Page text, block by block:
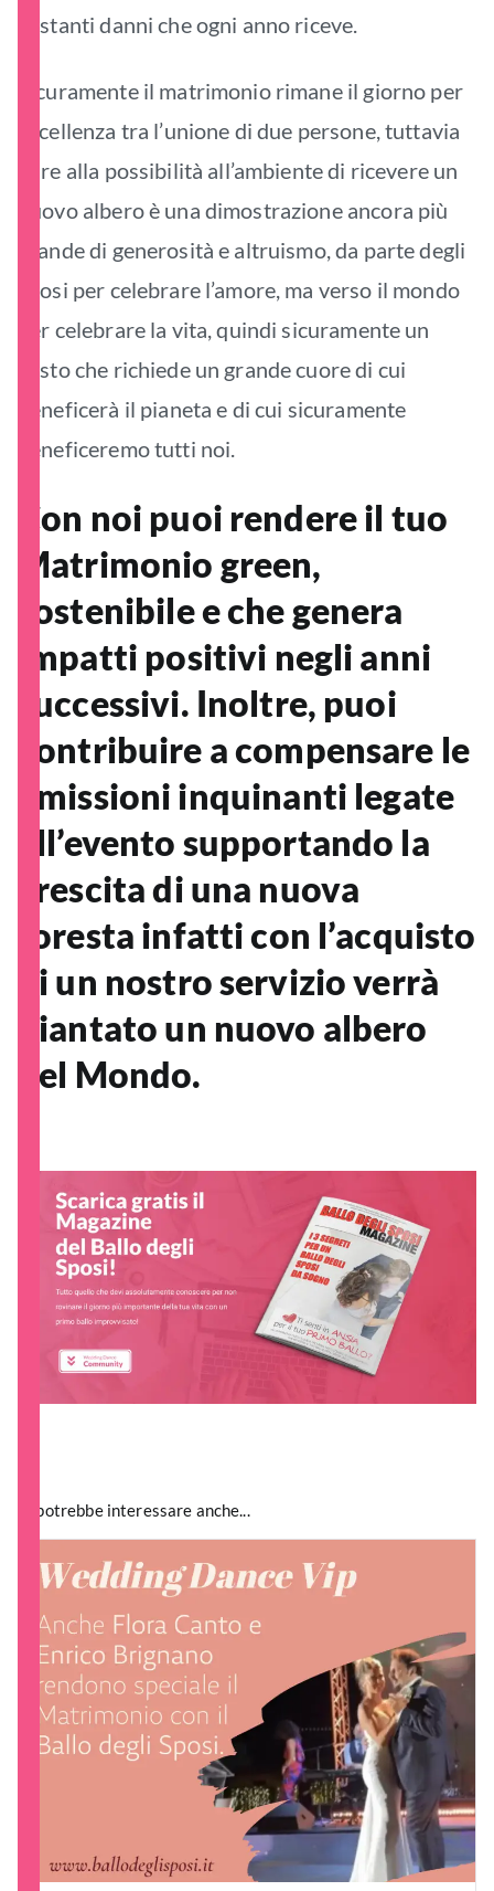
costanti danni che ogni anno riceve.
Sicuramente il matrimonio rimane il giorno per
eccellenza tra l’unione di due persone, tuttavia
dare alla possibilità all’ambiente di ricevere un
nuovo albero è una dimostrazione ancora più
grande di generosità e altruismo, da parte degli
sposi per celebrare l’amore, ma verso il mondo
per celebrare la vita, quindi sicuramente un
gesto che richiede un grande cuore di cui
beneficerà il pianeta e di cui sicuramente
beneficeremo tutti noi.
Con noi puoi rendere il tuo
Matrimonio green,
sostenibile e che genera
impatti positivi negli anni
successivi. Inoltre, puoi
contribuire a compensare le
emissioni inquinanti legate
all’evento supportando la
crescita di una nuova
foresta infatti con l’acquisto
di un nostro servizio verrà
piantato un nuovo albero
nel Mondo.
Ti potrebbe interessare anche...